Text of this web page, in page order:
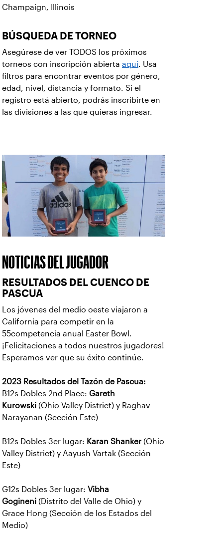
Champaign, Illinois
BÚSQUEDA DE TORNEO
Asegúrese de ver TODOS los próximos
torneos con inscripción abierta aquí. Usa
filtros para encontrar eventos por género,
edad, nivel, distancia y formato. Si el
registro está abierto, podrás inscribirte en
las divisiones a las que quieras ingresar.
NOTICIAS DEL JUGADOR
RESULTADOS DEL CUENCO DE
PASCUA
Los jóvenes del medio oeste viajaron a
California para competir en la
55competencia anual Easter Bowl.
¡Felicitaciones a todos nuestros jugadores!
Esperamos ver que su éxito continúe.
2023 Resultados del Tazón de Pascua:
B12s Dobles 2nd Place: Gareth
Kurowski (Ohio Valley District) y Raghav
Narayanan (Sección Este)
B12s Dobles 3er lugar: Karan Shanker (Ohio
Valley District) y Aayush Vartak (Sección
Este)
G12s Dobles 3er lugar: Vibha
Gogineni (Distrito del Valle de Ohio) y
Grace Hong (Sección de los Estados del
Medio)